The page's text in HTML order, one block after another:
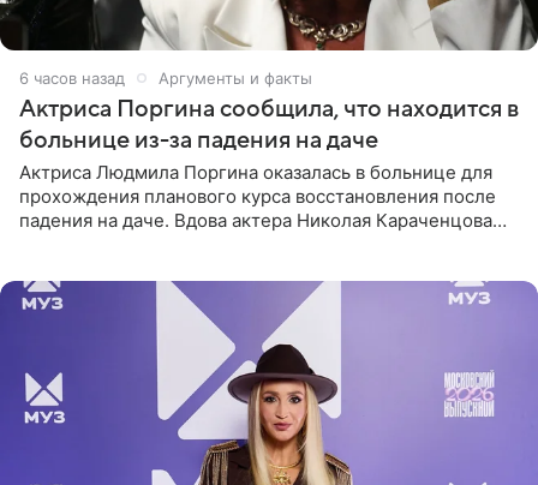
6 часов назад Аргументы и факты
Актриса Поргина сообщила, что находится в
больнице из-за падения на даче
Актриса Людмила Поргина оказалась в больнице для
прохождения планового курса восстановления после
падения на даче. Вдова актера Николая Караченцова